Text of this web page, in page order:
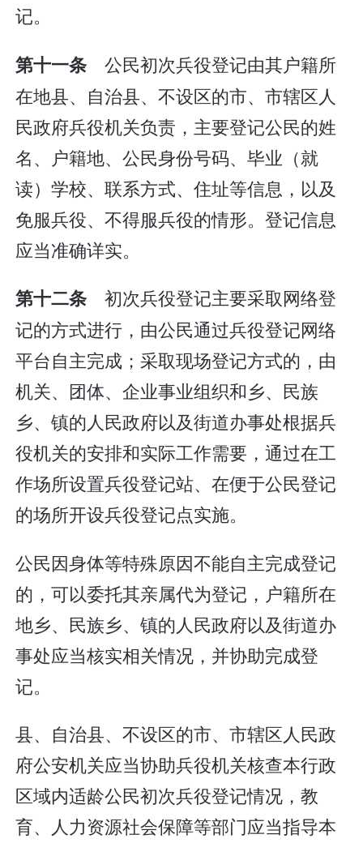
记。
第十一条公民初次兵役登记由其户籍所
在地县、自治县、不设区的市、市辖区人
民政府兵役机关负责，主要登记公民的姓
名、户籍地、公民身份号码、毕业（就
读）学校、联系方式、住址等信息，以及
免服兵役、不得服兵役的情形。登记信息
应当准确详实。
第十二条初次兵役登记主要采取网络登
记的方式进行，由公民通过兵役登记网络
平台自主完成；采取现场登记方式的，由
机关、团体、企业事业组织和乡、民族
乡、镇的人民政府以及街道办事处根据兵
役机关的安排和实际工作需要，通过在工
作场所设置兵役登记站、在便于公民登记
的场所开设兵役登记点实施。
公民因身体等特殊原因不能自主完成登记
的，可以委托其亲属代为登记，户籍所在
地乡、民族乡、镇的人民政府以及街道办
事处应当核实相关情况，并协助完成登
记。
县、自治县、不设区的市、市辖区人民政
府公安机关应当协助兵役机关核查本行政
区域内适龄公民初次兵役登记情况，教
育、人力资源社会保障等部门应当指导本